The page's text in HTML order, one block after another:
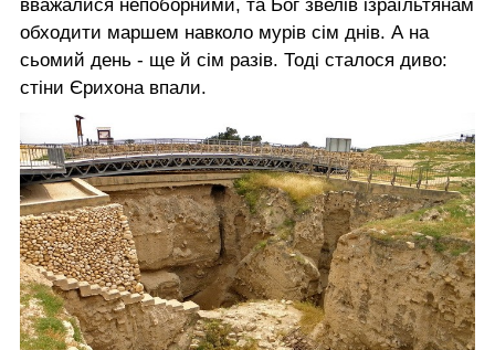
вважалися непоборними, та Бог звелів ізраїльтянам
обходити маршем навколо мурів сім днів. А на
сьомий день - ще й сім разів. Тоді сталося диво:
стіни Єрихона впали.